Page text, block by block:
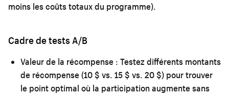
moins les coûts totaux du programme).
Cadre de tests A/B
Valeur de la récompense : Testez différents montants
de récompense (10 $ vs. 15 $ vs. 20 $) pour trouver
le point optimal où la participation augmente sans